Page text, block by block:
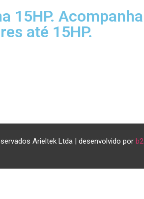
15HP.
até 15HP.
Arieltek Ltda | desenvolvido por